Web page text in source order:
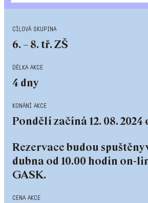
cílová skupina
6. – 8. tř. ZŠ
délka akce
4 dny
konání akce
Pondělí začíná 12. 08. 2024
Rezervace budou spuštěny
dubna od 10.00 hodin on-
GASK.
cena akce